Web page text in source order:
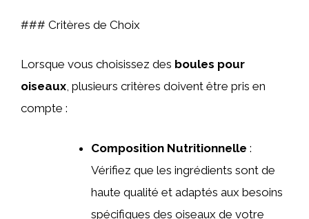
### Critères de Choix
Lorsque vous choisissez des boules pour
oiseaux, plusieurs critères doivent être pris en
compte :
Composition Nutritionnelle :
Vérifiez que les ingrédients sont de
haute qualité et adaptés aux besoins
spécifiques des oiseaux de votre